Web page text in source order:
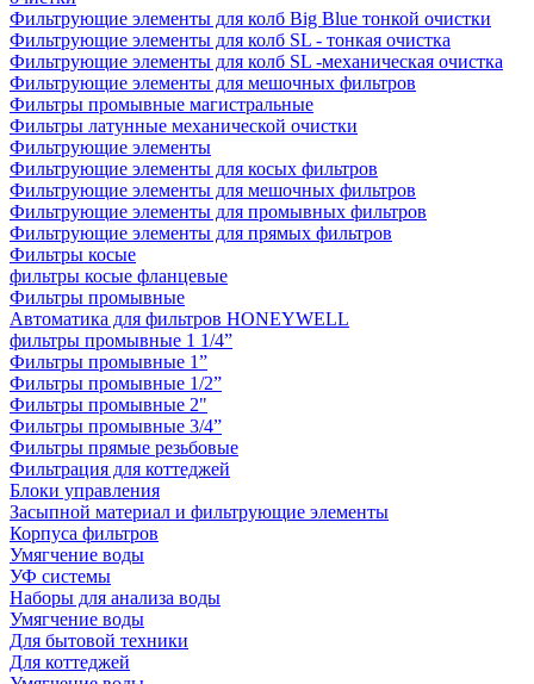
Фильтрующие элементы для колб Big Blue тонкой очистки
Фильтрующие элементы для колб SL - тонкая очистка
Фильтрующие элементы для колб SL -механическая очистка
Фильтрующие элементы для мешочных фильтров
Фильтры промывные магистральные
Фильтры латунные механической очистки
Фильтрующие элементы
Фильтрующие элементы для косых фильтров
Фильтрующие элементы для мешочных фильтров
Фильтрующие элементы для промывных фильтров
Фильтрующие элементы для прямых фильтров
Фильтры косые
фильтры косые фланцевые
Фильтры промывные
Автоматика для фильтров HONEYWELL
фильтры промывные 1 1/4”
Фильтры промывные 1”
Фильтры промывные 1/2”
Фильтры промывные 2"
Фильтры промывные 3/4”
Фильтры прямые резьбовые
Фильтрация для коттеджей
Блоки управления
Засыпной материал и фильтрующие элементы
Корпуса фильтров
Умягчение воды
УФ системы
Наборы для анализа воды
Умягчение воды
Для бытовой техники
Для коттеджей